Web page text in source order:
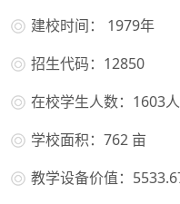
建校时间： 1979年
招生代码：12850
在校学生人数：1603人
学校面积：762 亩
教学设备价值：